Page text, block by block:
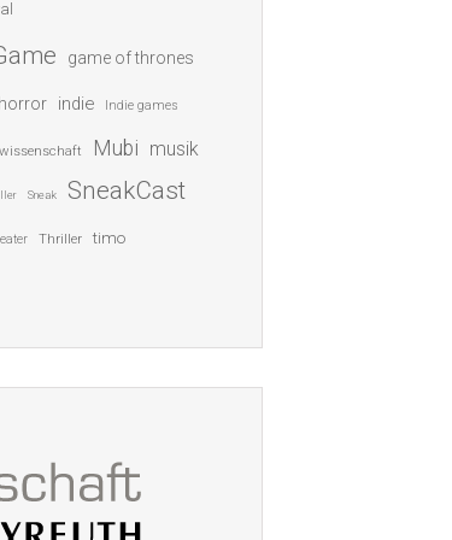
game of thrones
horror indie Indie games
Mubi musik
Sneak SneakCast
Thriller timo